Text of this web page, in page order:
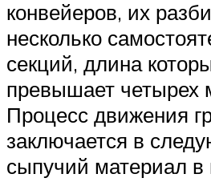
конвейеров, их
несколько
секций, длина
превышает четырех
Процесс движения
заключается в
сыпучий материал в